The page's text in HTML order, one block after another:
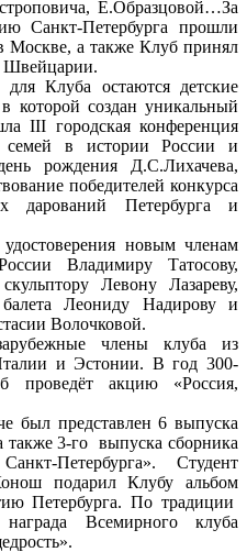
Е.Образцовой…За
Санкт-Петербурга прошли
Москве, а также Клуб принял
Швейцарии.
Клуба остаются детские
создан уникальный
III городская конференция
семей в истории России и
рождения Д.С.Лихачева,
победителей конкурса
дарований Петербурга и
новым членам
Владимиру Татосову,
Левону Лазареву,
Леониду Надирову и
Волочковой.
члены клуба из
и Эстонии. В год 300-
проведёт акцию «Россия,
был представлен 6 выпуска
также 3-го выпуска сборника
Петербурга». Студент
подарил Клубу альбом
Петербурга. По традиции
Всемирного клуба